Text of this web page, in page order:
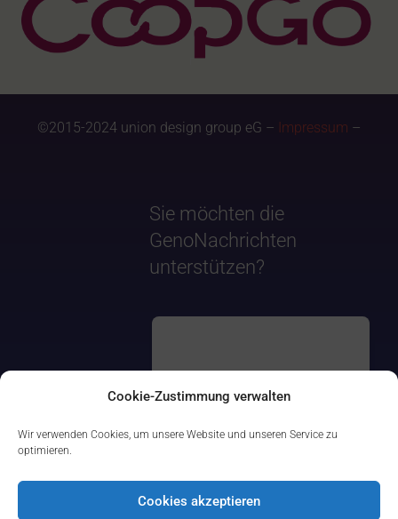
Cookie-Zustimmung verwalten
Wir verwenden Cookies, um unsere Website und unseren Service zu
optimieren.
Cookies akzeptieren
©2015-2024 union design group eG – Impressum –
Sie möchten die
GenoNachrichten
unterstützen?